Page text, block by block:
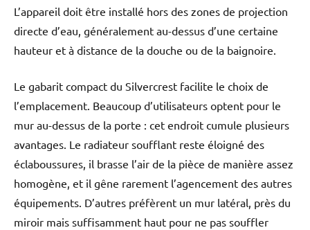
L’appareil doit être installé hors des zones de projection
directe d’eau, généralement au-dessus d’une certaine
hauteur et à distance de la douche ou de la baignoire.
Le gabarit compact du Silvercrest facilite le choix de
l’emplacement. Beaucoup d’utilisateurs optent pour le
mur au-dessus de la porte : cet endroit cumule plusieurs
avantages. Le radiateur soufflant reste éloigné des
éclaboussures, il brasse l’air de la pièce de manière assez
homogène, et il gêne rarement l’agencement des autres
équipements. D’autres préfèrent un mur latéral, près du
miroir mais suffisamment haut pour ne pas souffler